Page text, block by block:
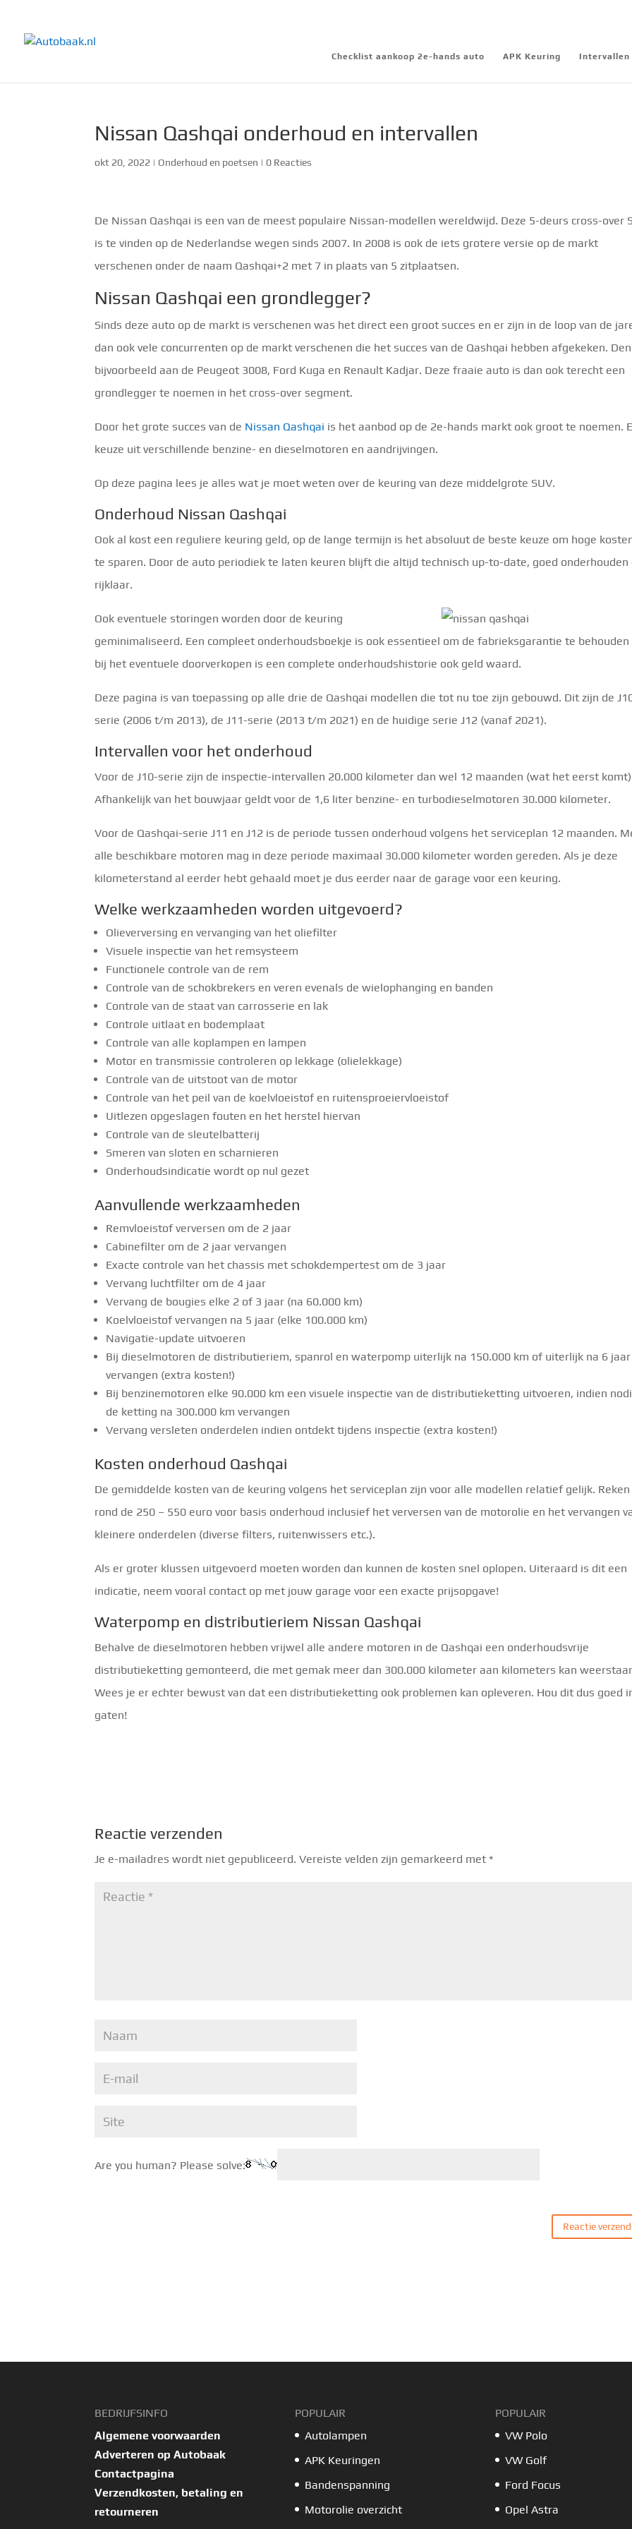
Checklist aankoop 2e-hands auto APK Keuring Intervallen
Nissan Qashqai onderhoud en intervallen
okt 20, 2022 | Onderhoud en poetsen | 0 Reacties
De Nissan Qashqai is een van de meest populaire Nissan-modellen wereldwijd. Deze 5-deurs cross-over
is te vinden op de Nederlandse wegen sinds 2007. In 2008 is ook de iets grotere versie op de markt
verschenen onder de naam Qashqai+2 met 7 in plaats van 5 zitplaatsen.
Nissan Qashqai een grondlegger?
Sinds deze auto op de markt is verschenen was het direct een groot succes en er zijn in de loop van de
dan ook vele concurrenten op de markt verschenen die het succes van de Qashqai hebben afgekeken.
bijvoorbeeld aan de Peugeot 3008, Ford Kuga en Renault Kadjar. Deze fraaie auto is dan ook terecht een
grondlegger te noemen in het cross-over segment.
Door het grote succes van de Nissan Qashqai is het aanbod op de 2e-hands markt ook groot te noemen.
keuze uit verschillende benzine- en dieselmotoren en aandrijvingen.
Op deze pagina lees je alles wat je moet weten over de keuring van deze middelgrote SUV.
Onderhoud Nissan Qashqai
Ook al kost een reguliere keuring geld, op de lange termijn is het absoluut de beste keuze om hoge
te sparen. Door de auto periodiek te laten keuren blijft die altijd technisch up-to-date, goed onderhouden
rijklaar.
Ook eventuele storingen worden door de keuring
geminimaliseerd. Een compleet onderhoudsboekje is ook essentieel om de fabrieksgarantie te behouden
bij het eventuele doorverkopen is een complete onderhoudshistorie ook geld waard.
Deze pagina is van toepassing op alle drie de Qashqai modellen die tot nu toe zijn gebouwd. Dit zijn de
serie (2006 t/m 2013), de J11-serie (2013 t/m 2021) en de huidige serie J12 (vanaf 2021).
Intervallen voor het onderhoud
Voor de J10-serie zijn de inspectie-intervallen 20.000 kilometer dan wel 12 maanden (wat het eerst
Afhankelijk van het bouwjaar geldt voor de 1,6 liter benzine- en turbodieselmotoren 30.000 kilometer.
Voor de Qashqai-serie J11 en J12 is de periode tussen onderhoud volgens het serviceplan 12 maanden.
alle beschikbare motoren mag in deze periode maximaal 30.000 kilometer worden gereden. Als je deze
kilometerstand al eerder hebt gehaald moet je dus eerder naar de garage voor een keuring.
Welke werkzaamheden worden uitgevoerd?
Olieverversing en vervanging van het oliefilter
Visuele inspectie van het remsysteem
Functionele controle van de rem
Controle van de schokbrekers en veren evenals de wielophanging en banden
Controle van de staat van carrosserie en lak
Controle uitlaat en bodemplaat
Controle van alle koplampen en lampen
Motor en transmissie controleren op lekkage (olielekkage)
Controle van de uitstoot van de motor
Controle van het peil van de koelvloeistof en ruitensproeiervloeistof
Uitlezen opgeslagen fouten en het herstel hiervan
Controle van de sleutelbatterij
Smeren van sloten en scharnieren
Onderhoudsindicatie wordt op nul gezet
Aanvullende werkzaamheden
Remvloeistof verversen om de 2 jaar
Cabinefilter om de 2 jaar vervangen
Exacte controle van het chassis met schokdempertest om de 3 jaar
Vervang luchtfilter om de 4 jaar
Vervang de bougies elke 2 of 3 jaar (na 60.000 km)
Koelvloeistof vervangen na 5 jaar (elke 100.000 km)
Navigatie-update uitvoeren
Bij dieselmotoren de distributieriem, spanrol en waterpomp uiterlijk na 150.000 km of uiterlijk na 6 jaar
vervangen (extra kosten!)
Bij benzinemotoren elke 90.000 km een ​​visuele inspectie van de distributieketting uitvoeren, indien
de ketting na 300.000 km vervangen
Vervang versleten onderdelen indien ontdekt tijdens inspectie (extra kosten!)
Kosten onderhoud Qashqai
De gemiddelde kosten van de keuring volgens het serviceplan zijn voor alle modellen relatief gelijk. Reken
rond de 250 – 550 euro voor basis onderhoud inclusief het verversen van de motorolie en het vervangen
kleinere onderdelen (diverse filters, ruitenwissers etc.).
Als er groter klussen uitgevoerd moeten worden dan kunnen de kosten snel oplopen. Uiteraard is dit een
indicatie, neem vooral contact op met jouw garage voor een exacte prijsopgave!
Waterpomp en distributieriem Nissan Qashqai
Behalve de dieselmotoren hebben vrijwel alle andere motoren in de Qashqai een onderhoudsvrije
distributieketting gemonteerd, die met gemak meer dan 300.000 kilometer aan kilometers kan
Wees je er echter bewust van dat een distributieketting ook problemen kan opleveren. Hou dit dus goed
gaten!
Reactie verzenden
Je e-mailadres wordt niet gepubliceerd. Vereiste velden zijn gemarkeerd met*
Are you human? Please solve:
BEDRIJFSINFO
Algemene voorwaarden
Adverteren op Autobaak
Contactpagina
Verzendkosten, betaling en
retourneren
POPULAIR
Autolampen
APK Keuringen
Bandenspanning
Motorolie overzicht
POPULAIR
VW Polo
VW Golf
Ford Focus
Opel Astra